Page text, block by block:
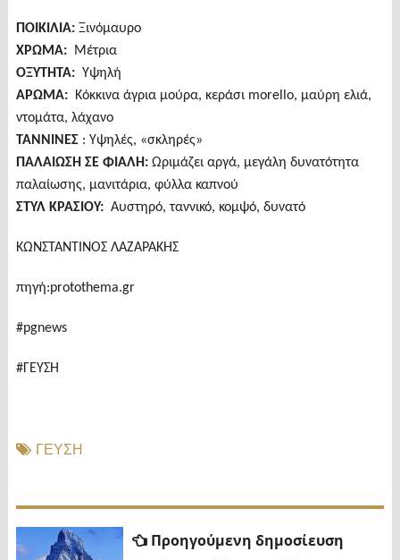
ΠΟΙΚΙΛΙΑ: Ξινόμαυρο
ΧΡΩΜΑ:Μέτρια
ΟΞYΤΗΤΑ:Υψηλή
ΆΡΩΜΑ:Κόκκινα άγρια μούρα, κεράσι morello, μαύρη ελιά,
ντομάτα, λάχανο
ΤΑΝΝIΝΕΣ: Yψηλές, «σκληρές»
ΠΑΛΑΊΩΣΗ ΣΕ ΦΙΑΛΗ:Ωριμάζει αργά, μεγάλη δυνατότητα
παλαίωσης, μανιτάρια, φύλλα καπνού
ΣΤΥΛ ΚΡΑΣΙΟΥ:Αυστηρό, ταννικό, κομψό, δυνατό
ΚΩΝΣΤΑΝΤΙΝΟΣ ΛΑΖΑΡΑΚΗΣ
πηγή:protothema.gr
#pgnews
#ΓΕΥΣΗ
ΓΕΥΣΗ
Πλοήγηση
Προηγούμενη δημοσίευση